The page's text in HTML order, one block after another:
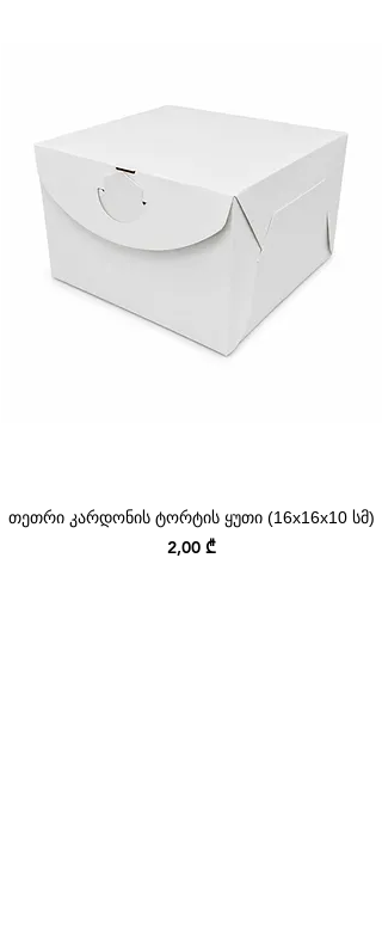
თეთრი კარდონის ტორტის ყუთი (16x16x10 სმ)
Price
2,00 ₾